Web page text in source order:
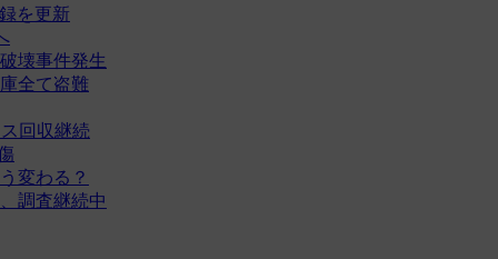
を更新
壊事件発生
全て盗難
回収継続
変わる？
調査継続中